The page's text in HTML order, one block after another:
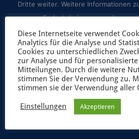
Dritte weiter. Weitere Informationen
findest du in unserer
JETZT
Diese Internetseite verwendet
Analytics für die Analyse und
Cookies zu unterschiedlichen
zur Analyse und für
Mitteilungen. Durch die weitere
stimmen Sie der Verwendung zu.
stimmen sie der Verwendung aller
Einstellungen Akzeptieren